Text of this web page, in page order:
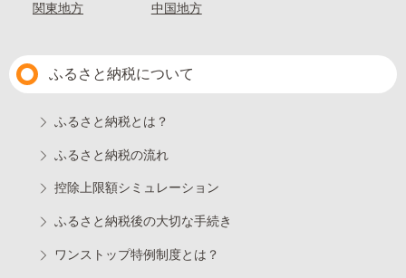
関東地方 中国地方
ふるさと納税について
ふるさと納税とは？
ふるさと納税の流れ
控除上限額シミュレーション
ふるさと納税後の大切な手続き
ワンストップ特例制度とは？